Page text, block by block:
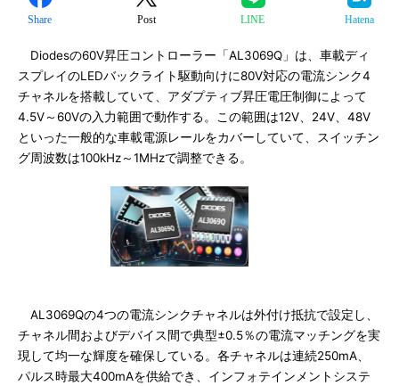
Share Post LINE Hatena
Diodesの60V昇圧コントローラー「AL3069Q」は、車載ディ
スプレイのLEDバックライト駆動向けに80V対応の電流シンク4
チャネルを搭載していて、アダプティブ昇圧電圧制御によって
4.5V～60Vの入力範囲で動作する。この範囲は12V、24V、48V
といった一般的な車載電源レールをカバーしていて、スイッチン
グ周波数は100kHz～1MHzで調整できる。
AL3069Qの4つの電流シンクチャネルは外付け抵抗で設定し、
チャネル間およびデバイス間で典型±0.5％の電流マッチングを実
現して均一な輝度を確保している。各チャネルは連続250mA、
パルス時最大400mAを供給でき、インフォテインメントシステ